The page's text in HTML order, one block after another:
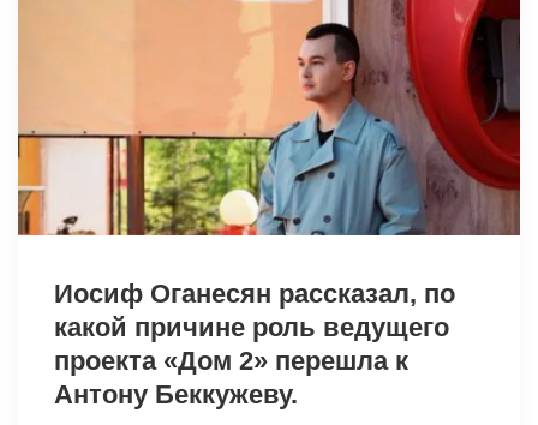
Иосиф Оганесян рассказал, по
какой причине роль ведущего
проекта «Дом 2» перешла к
Антону Беккужеву.